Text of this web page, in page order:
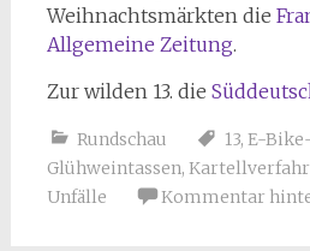
Weihnachtsmärkten die
Allgemeine Zeitung.
Zur wilden 13. die
Rundschau 13, E-
Glühweintassen,
Unfälle
Kommentar